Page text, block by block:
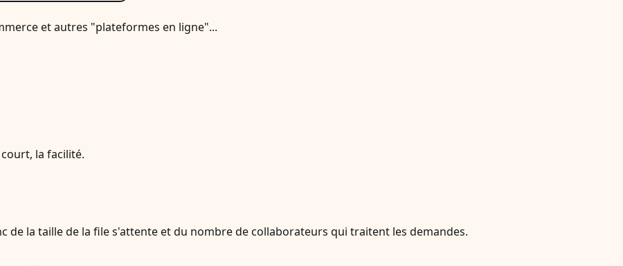
et autres "plateformes en ligne"...
la facilité.
de la taille de la file s'attente et du nombre de collaborateurs qui traitent les demandes.